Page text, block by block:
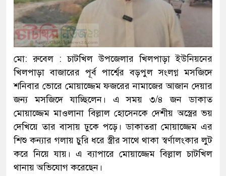
মো: রুবেল : চাটখিল উপজেলার খিলপাড়া ইউনিয়নের
খিলপাড়া বাজারের পূর্ব পার্শ্বের বড়পুল সংলগ্ন মসজিদে
শনিবার ভোরে মোয়াজ্জেম ফজরের নামাজের আজান দেয়ার
জন্য মসজিদে যাচ্ছিলেন। এ সময় ৩/৪ জন ডাকাত
মোয়াজ্জেম মাওলানা বিল্লাল হোসেনকে দেশীয় অস্ত্রের ভয়
দেখিয়ে তার বাসায় ঢুকে পড়ে। ডাকাতরা মোয়াজ্জেম এর
শিশু কন্যার গলায় চুরি ধরে স্ত্রীর সাথে থাকা স্বর্ণালংকার লুট
করে নিয়ে যায়। এ ব্যাপারে মোয়াজ্জেম বিল্লাল চাটখিল
থানায় অভিযোগ করেছেন।